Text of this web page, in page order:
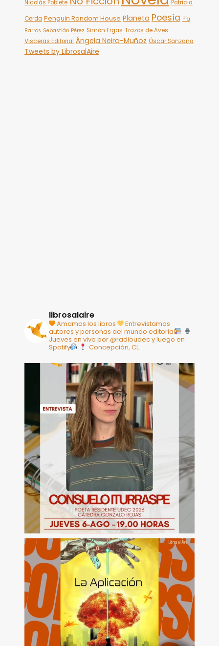
Nicolás Poblete Patricia
Cerda Penguin Random House Planeta Poesía Pía
Barros Sebastián Pérez Simón Ergas Trazos de Aves
Visceras Editorial Ángela Neira-Muñoz Óscar Sanzana
Tweets by LibrosalAire
librosalaire
Amamos los libros
Entrevistamos
autores y personas del mundo editorial
Jueves en vivo por @radioudec y luego en
Spotify
Concepción, CL